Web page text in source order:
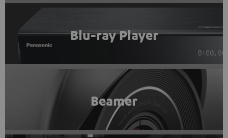
Blu-ray Player
Beamer